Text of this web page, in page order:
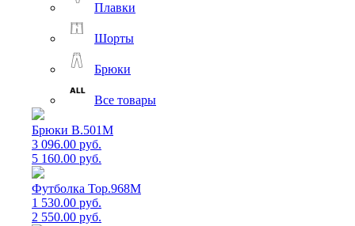
Плавки
Шорты
Брюки
Все товары
Брюки B.501M
3 096.00 руб.
5 160.00 руб.
Футболка Top.968M
1 530.00 руб.
2 550.00 руб.